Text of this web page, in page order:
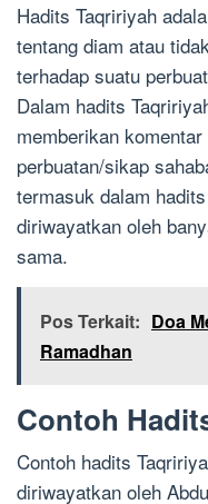
Hadits Taqririyah
tentang diam atau
terhadap suatu
Dalam hadits
memberikan
perbuatan/sikap
termasuk dalam
diriwayatkan oleh
sama.
Pos Terkait: Doa
Ramadhan
Contoh
Contoh hadits
diriwayatkan oleh